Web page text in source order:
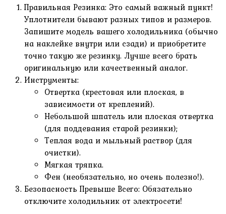
Правильная Резинка: Это самый важный пункт!
Уплотнители бывают разных типов и размеров.
Запишите модель вашего холодильника (обычно
на наклейке внутри или сзади) и приобретите
точно такую же резинку. Лучше всего брать
оригинальную или качественный аналог.
Инструменты:
Отвертка (крестовая или плоская, в
зависимости от креплений).
Небольшой шпатель или плоская отвертка
(для поддевания старой резинки);
Теплая вода и мыльный раствор (для
очистки).
Мягкая тряпка.
Фен (необязательно, но очень полезно!).
Безопасность Превыше Всего: Обязательно
отключите холодильник от электросети!